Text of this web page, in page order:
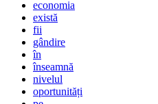
economia
există
fii
gândire
în
înseamnă
nivelul
oportunități